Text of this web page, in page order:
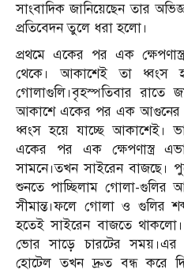
সাংবাদিক জানিয়েছেন তার
প্রতিবেদন তুলে ধরা হলো।
প্রথমে একের পর এক
থেকে। আকাশেই তা ধ্বংস
গোলাগুলি।বৃহস্পতিবার রাতে
আকাশে একের পর এক আগুনের
ধ্বংস হয়ে যাচ্ছে আকাশেই।
একের পর এক ক্ষেপণাস্ত্র
সামনে।তখন সাইরেন বাজছে।
শুনতে পাচ্ছিলাম গোলা-
সীমান্ত।ফলে গোলা ও গুলির
হতেই সাইরেন বাজতে
ভোর সাড়ে চারটের সময়।এর
হোটেল তখন দ্রুত বন্ধ করে